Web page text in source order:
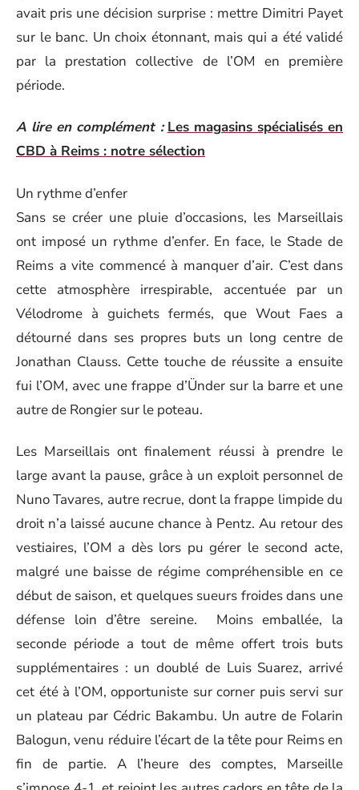
avait pris une décision surprise : mettre Dimitri Payet
sur le banc. Un choix étonnant, mais qui a été validé
par la prestation collective de l’OM en première
période.
A lire en complément : Les magasins spécialisés en
CBD à Reims : notre sélection
Un rythme d’enfer
Sans se créer une pluie d’occasions, les Marseillais
ont imposé un rythme d’enfer. En face, le Stade de
Reims a vite commencé à manquer d’air. C’est dans
cette atmosphère irrespirable, accentuée par un
Vélodrome à guichets fermés, que Wout Faes a
détourné dans ses propres buts un long centre de
Jonathan Clauss. Cette touche de réussite a ensuite
fui l’OM, avec une frappe d’Ünder sur la barre et une
autre de Rongier sur le poteau.
Les Marseillais ont finalement réussi à prendre le
large avant la pause, grâce à un exploit personnel de
Nuno Tavares, autre recrue, dont la frappe limpide du
droit n’a laissé aucune chance à Pentz. Au retour des
vestiaires, l’OM a dès lors pu gérer le second acte,
malgré une baisse de régime compréhensible en ce
début de saison, et quelques sueurs froides dans une
défense loin d’être sereine. Moins emballée, la
seconde période a tout de même offert trois buts
supplémentaires : un doublé de Luis Suarez, arrivé
cet été à l’OM, opportuniste sur corner puis servi sur
un plateau par Cédric Bakambu. Un autre de Folarin
Balogun, venu réduire l’écart de la tête pour Reims en
fin de partie. A l’heure des comptes, Marseille